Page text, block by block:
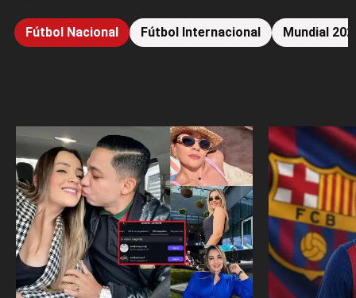
Fútbol Nacional Fútbol Internacional Mundial